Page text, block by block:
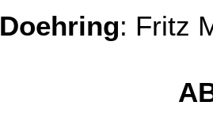
Doehring: Fritz